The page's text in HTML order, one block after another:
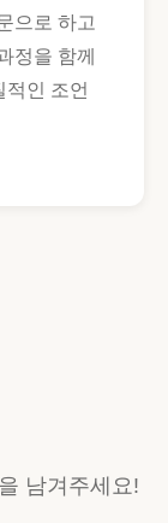
으로 하고
정을 함께
인 조언
남겨주세요!